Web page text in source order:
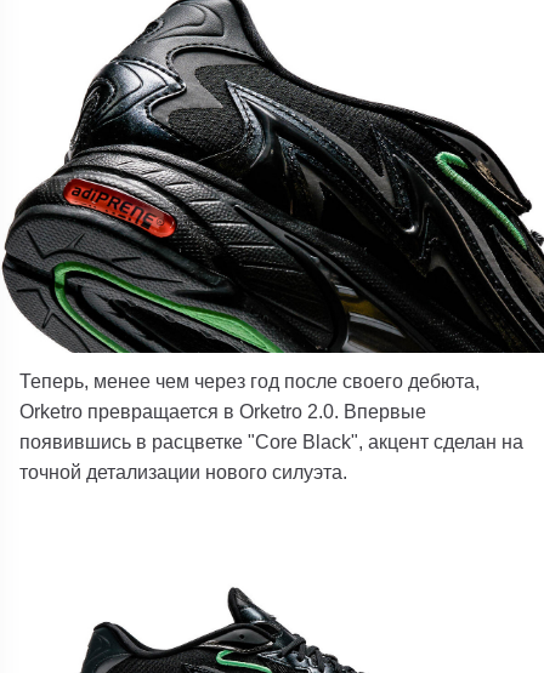
Теперь, менее чем через год после своего дебюта,
Orketro превращается в Orketro 2.0. Впервые
появившись в расцветке "Core Black", акцент сделан на
точной детализации нового силуэта.